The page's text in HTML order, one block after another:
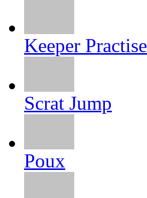
Keeper Practise
Scrat Jump
Poux